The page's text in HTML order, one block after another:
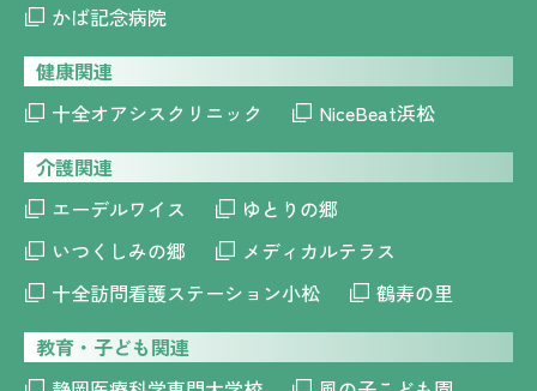
かば記念病院
健康関連
十全オアシスクリニック
NiceBeat浜松
介護関連
エーデルワイス
ゆとりの郷
いつくしみの郷
メディカルテラス
十全訪問看護ステーション小松
鶴寿の里
教育・子ども関連